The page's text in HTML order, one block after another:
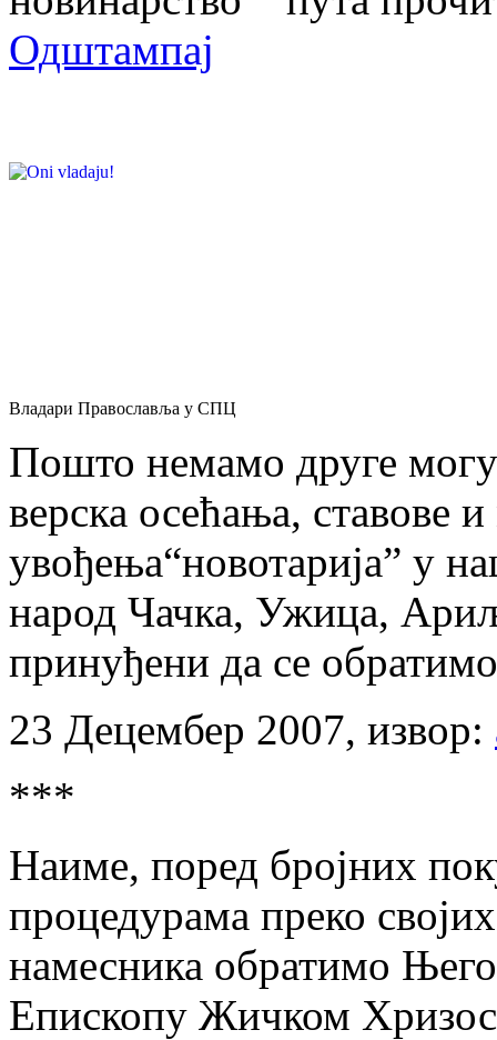
Одштампај
Владари Православља у СПЦ
Пошто немамо друге
верска осећања,
увођења“новотарија” у
народ Чачка, Ужица,
принуђени да се
23 Децембер 2007, извор:
***
Наиме, поред бројних
процедурама преко
намесника обратимо
Епископу Жичком